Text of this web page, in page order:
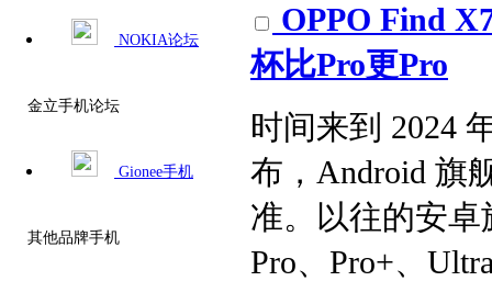
NOKIA论坛
金立手机论坛
Gionee手机
其他品牌手机
OPPO Find
杯比Pro更Pro
时间来到 2024
布，Android 旗
准。以往的安
Pro、Pro+、